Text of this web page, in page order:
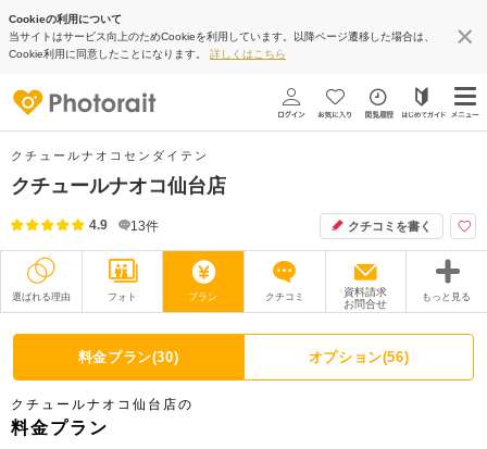
Cookieの利用について
当サイトはサービス向上のためCookieを利用しています。以降ページ遷移した場合は、
Cookie利用に同意したことになります。 詳しくはこちら
クチュールナオコセンダイテン
クチュールナオコ仙台店
4.9 13件 クチコミを書く
選ばれる理由 フォト プラン クチコミ
資料請求
お問合せ
もっと見る
撮影レポート フォトグラファー
衣装 ムービー
オプション
料金プラン(30) オプション(56)
クチュールナオコ仙台店の
料金プラン